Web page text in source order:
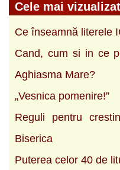
Cele mai
Ce înseamnă literele
Cand, cum si in ce
Aghiasma Mare?
„Vesnica pomenire!”
Reguli pentru
Biserica
Puterea celor 40 de